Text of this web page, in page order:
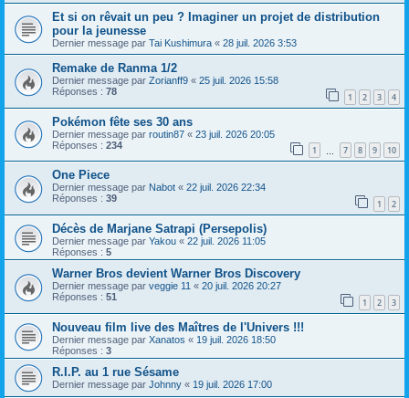
Et si on rêvait un peu ? Imaginer un projet de distribution
pour la jeunesse
Dernier message par Tai Kushimura « 28 juil. 2026 3:53
Remake de Ranma 1/2
Dernier message par Zorianff9 « 25 juil. 2026 15:58
Réponses : 78 1 2 3 4
Pokémon fête ses 30 ans
Dernier message par routin87 « 23 juil. 2026 20:05
Réponses : 234 1 7 8 9 10
One Piece
Dernier message par Nabot « 22 juil. 2026 22:34
Réponses : 39 1 2
Décès de Marjane Satrapi (Persepolis)
Dernier message par Yakou « 22 juil. 2026 11:05
Réponses : 5
Warner Bros devient Warner Bros Discovery
Dernier message par veggie 11 « 20 juil. 2026 20:27
Réponses : 51 1 2 3
Nouveau film live des Maîtres de l'Univers !!!
Dernier message par Xanatos « 19 juil. 2026 18:50
Réponses : 3
R.I.P. au 1 rue Sésame
Dernier message par Johnny « 19 juil. 2026 17:00